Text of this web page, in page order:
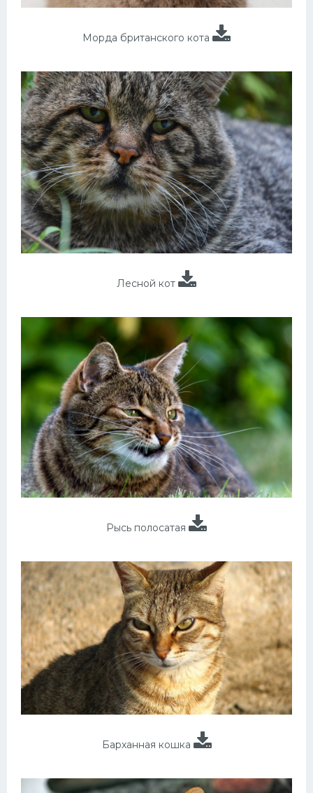
Морда британского кота
Лесной кот
Рысь полосатая
Барханная кошка